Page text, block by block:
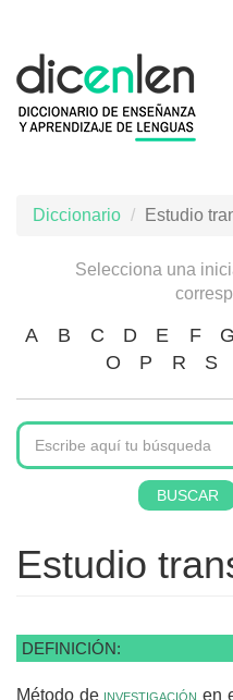
contenido
principal
Diccionario Estudio
Selecciona una
A B C D E F G
O
P R S
Estudio
DEFINICIÓN:
Método de investigación en